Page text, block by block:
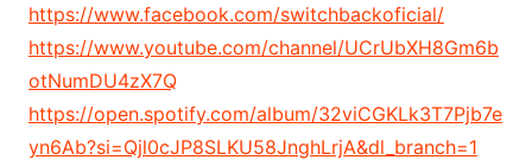
https://www.facebook.com/switchbackoficial/
https://www.youtube.com/channel/UCrUbXH8Gm6b
otNumDU4zX7Q
https://open.spotify.com/album/32viCGKLk3T7Pjb7e
yn6Ab?si=Qjl0cJP8SLKU58JnghLrjA&dl_branch=1